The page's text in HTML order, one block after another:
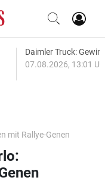
Daimler Truck:
07.08.2026, 13:01
mit Rallye-Genen